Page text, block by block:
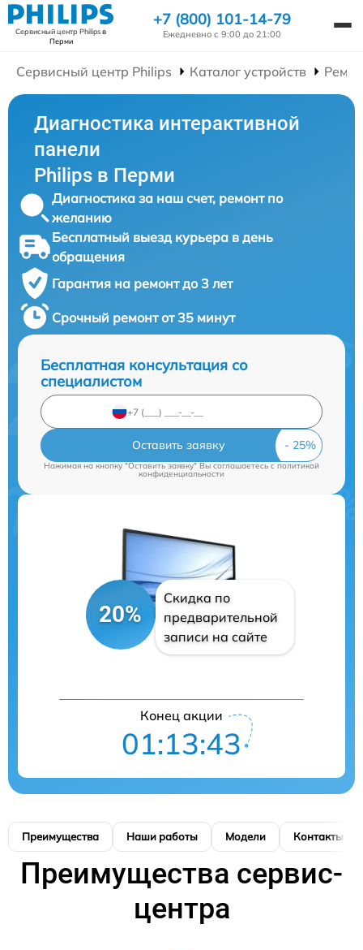
Сервисный центр Philipsв
Перми
+7 (800) 101-14-79
Ежедневно с 9:00 до 21:00
Сервисный центр Philips Каталог устройств
Диагностика интерактивной
панели
Philips в Перми
Диагностика за наш счет, ремонт по
желанию
Бесплатный выезд курьера в день
обращения
Гарантия на ремонт до 3 лет
Срочный ремонт от 35 минут
Бесплатная консультация со
специалистом
Оставить заявку
Нажимая на кнопку "Оставить заявку" Вы соглашаетесь c политикой
конфиденциальности
20%
Скидка по
предварительной
записи на сайте
Конец акции
01:13:42
Преимущества Наши работы Модели Контакты
Преимущества сервис-
центра